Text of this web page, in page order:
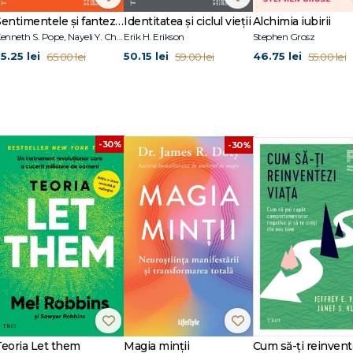
eficace în familie
împreună
cum să profităm de aportul lor
Sentimentele și fanteziile sexuale ale terapeuților
Kenneth S. Pope, Nayeli Y. Chavez-Dueñas, Hector Y. Adames
lei 65.00 lei
Identitatea și ciclul vieții
Erik H. Erikson
50.15 lei 59.00 lei
Alchimia iubirii
Stephen Grosz
46.75 lei 55.00 lei
-30%
Let them
-30%
Magia minții